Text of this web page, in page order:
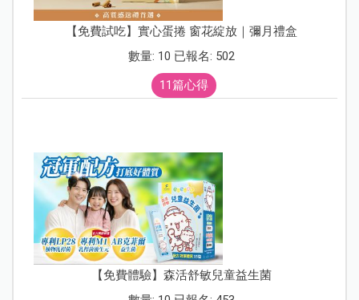
【免費試吃】實心蛋捲 窗花綻放｜彌月禮盒
數量: 10 已報名: 502
11篇心得
【免費體驗】森活舒敏兒童益生菌